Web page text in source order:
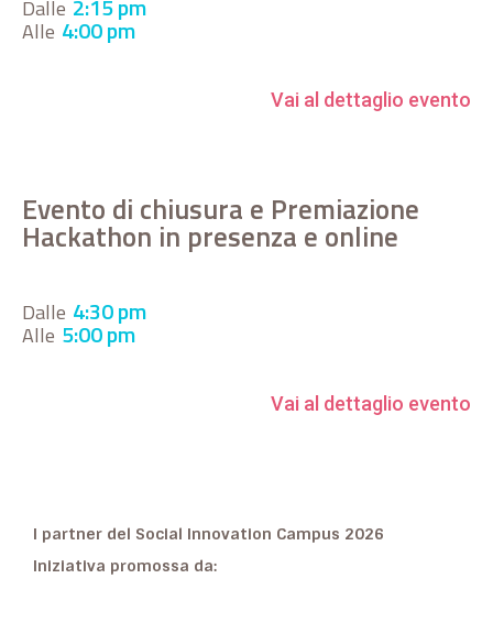
Dalle 2:15 pm
Alle 4:00 pm
Vai al dettaglio evento
Evento di chiusura e Premiazione
Hackathon in presenza e online
Dalle 4:30 pm
Alle 5:00 pm
Vai al dettaglio evento
I partner del Social Innovation Campus 2026
Iniziativa promossa da: